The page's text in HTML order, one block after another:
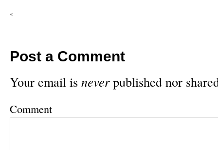
«
Post a Comment
Your email is neverpublished nor
Comment